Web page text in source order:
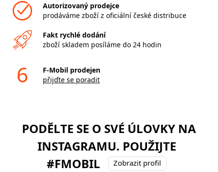
Autorizovaný prodejce
prodáváme zboží z oficiální české distribuce
Fakt rychlé dodání
zboží skladem posíláme do 24 hodin
6
F-Mobil prodejen
přijďte se poradit
PODĚLTE SE O SVÉ ÚLOVKY NA
INSTAGRAMU. POUŽIJTE
#FMOBIL
Zobrazit profil